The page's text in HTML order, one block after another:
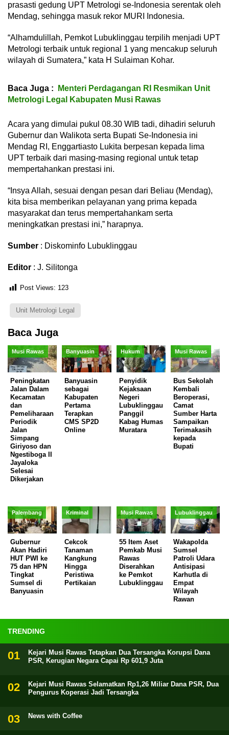
prasasti gedung UPT Metrologi se-Indonesia serentak oleh
Mendag, sehingga masuk rekor MURI Indonesia.
“Alhamdulillah, Pemkot Lubuklinggau terpilih menjadi UPT
Metrologi terbaik untuk regional 1 yang mencakup seluruh
wilayah di Sumatera,” kata H Sulaiman Kohar.
Baca Juga :
Menteri Perdagangan RI Resmikan Unit
Metrologi Legal Kabupaten Musi Rawas
Acara yang dimulai pukul 08.30 WIB tadi, dihadiri seluruh
Gubernur dan Walikota serta Bupati Se-Indonesia ini
Mendag RI, Enggartiasto Lukita berpesan kepada lima
UPT terbaik dari masing-masing regional untuk tetap
mempertahankan prestasi ini.
“Insya Allah, sesuai dengan pesan dari Beliau (Mendag),
kita bisa memberikan pelayanan yang prima kepada
masyarakat dan terus mempertahankam serta
meningkatkan prestasi ini,” harapnya.
Sumber : Diskominfo Lubuklinggau
Editor : J. Silitonga
Post Views: 123
Unit Metrologi Legal
Baca Juga
Musi Rawas
Peningkatan
Jalan Dalam
Kecamatan
dan
Pemeliharaan
Periodik
Jalan
Simpang
Giriyoso dan
Ngestiboga II
Jayaloka
Selesai
Dikerjakan
Banyuasin
Banyuasin
sebagai
Kabupaten
Pertama
Terapkan
CMS SP2D
Online
Hukum
Penyidik
Kejaksaan
Negeri
Lubuklinggau
Panggil
Kabag Humas
Muratara
Musi Rawas
Bus Sekolah
Kembali
Beroperasi,
Camat
Sumber Harta
Sampaikan
Terimakasih
kepada
Bupati
Palembang
Gubernur
Akan Hadiri
HUT PWI ke
75 dan HPN
Tingkat
Sumsel di
Banyuasin
Kriminal
Cekcok
Tanaman
Kangkung
Hingga
Peristiwa
Pertikaian
Musi Rawas
55 Item Aset
Pemkab Musi
Rawas
Diserahkan
ke Pemkot
Lubuklinggau
Lubuklinggau
Wakapolda
Sumsel
Patroli Udara
Antisipasi
Karhutla di
Empat
Wilayah
Rawan
TRENDING
Kejari Musi Rawas Tetapkan Dua Tersangka Korupsi Dana
PSR, Kerugian Negara Capai Rp 601,9 Juta
Kejari Musi Rawas Selamatkan Rp1,26 Miliar Dana PSR, Dua
Pengurus Koperasi Jadi Tersangka
News with Coffee